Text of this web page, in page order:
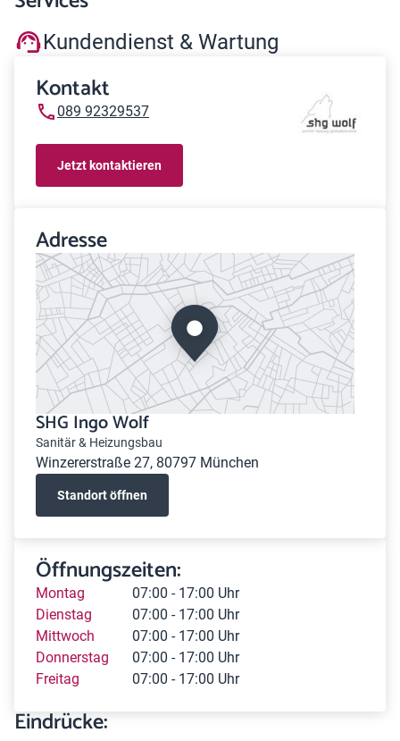
Kundendienst & Wartung
Kontakt
089 92329537
Jetzt kontaktieren
Adresse
SHG Ingo Wolf
Sanitär & Heizungsbau
Winzererstraße 27, 80797 München
Standort öffnen
Öffnungszeiten:
Montag
07:00 - 17:00 Uhr
Dienstag
07:00 - 17:00 Uhr
Mittwoch
07:00 - 17:00 Uhr
Donnerstag
07:00 - 17:00 Uhr
Freitag
07:00 - 17:00 Uhr
Eindrücke: